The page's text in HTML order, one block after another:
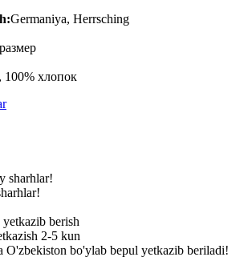
Germaniya, Herrsching
100% хлопок
2-5 kun
O'zbekiston bo'ylab bepul yetkazib beriladi!